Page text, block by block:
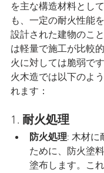
を主な構造材料とし
も、一定の耐火性能
設計された建物のこ
は軽量で施工が比較
火に対しては脆弱で
火木造では以下のよ
れます：
1. 耐火処理
防火処理: 木材に
ために、防火塗
塗布します。こ